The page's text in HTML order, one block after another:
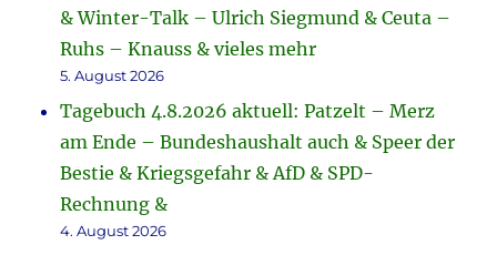
& Winter-Talk – Ulrich Siegmund & Ceuta –
Ruhs – Knauss & vieles mehr
5. August 2026
Tagebuch 4.8.2026 aktuell: Patzelt – Merz
am Ende – Bundeshaushalt auch & Speer der
Bestie & Kriegsgefahr & AfD & SPD-
Rechnung &
4. August 2026